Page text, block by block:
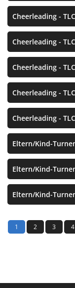
Cheerleading -
Cheerleading -
Cheerleading -
Cheerleading -
Cheerleading -
Eltern/Kind-
Eltern/Kind-
Eltern/Kind-
1 2 3 4